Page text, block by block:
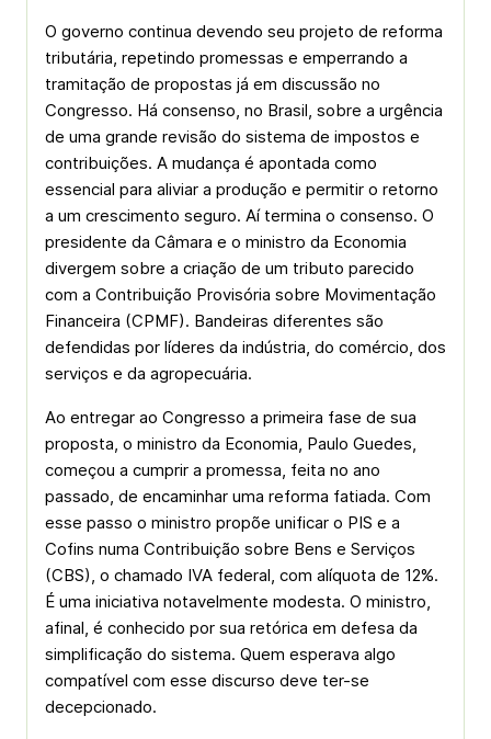
O governo continua devendo seu projeto de reforma
tributária, repetindo promessas e emperrando a
tramitação de propostas já em discussão no
Congresso. Há consenso, no Brasil, sobre a urgência
de uma grande revisão do sistema de impostos e
contribuições. A mudança é apontada como
essencial para aliviar a produção e permitir o retorno
a um crescimento seguro. Aí termina o consenso. O
presidente da Câmara e o ministro da Economia
divergem sobre a criação de um tributo parecido
com a Contribuição Provisória sobre Movimentação
Financeira (CPMF). Bandeiras diferentes são
defendidas por líderes da indústria, do comércio, dos
serviços e da agropecuária.
Ao entregar ao Congresso a primeira fase de sua
proposta, o ministro da Economia, Paulo Guedes,
começou a cumprir a promessa, feita no ano
passado, de encaminhar uma reforma fatiada. Com
esse passo o ministro propõe unificar o PIS e a
Cofins numa Contribuição sobre Bens e Serviços
(CBS), o chamado IVA federal, com alíquota de 12%.
É uma iniciativa notavelmente modesta. O ministro,
afinal, é conhecido por sua retórica em defesa da
simplificação do sistema. Quem esperava algo
compatível com esse discurso deve ter-se
decepcionado.